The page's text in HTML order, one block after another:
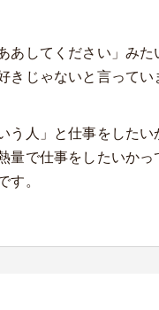
あしてください」みた
じゃないと言ってい
人」と仕事をしたい
量で仕事をしたいか
。